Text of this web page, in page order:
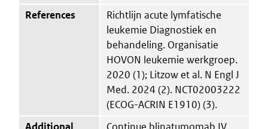
References
Richtlijn acute lymfatische
leukemie Diagnostiek en
behandeling. Organisatie
HOVON leukemie werkgroep.
2020 (1); Litzow et al. N Engl J
Med. 2024 (2). NCT02003222
(ECOG-ACRIN E1910) (3).